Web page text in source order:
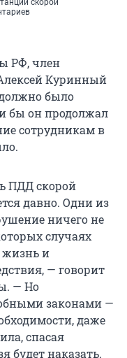
скорой
РФ, член
Куринный
должно было
бы он продолжал
сотрудникам в
ПДД скорой
давно. Одни из
ничего не
случаях
жизнь и
— говорит
— Но
законами —
даже
спасая
будет наказать.